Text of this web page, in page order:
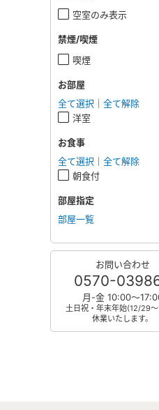
空室のみ表示
禁煙/喫煙
喫煙
お部屋
全て選択
全て解除
洋室
お食事
全て選択
全て解除
朝食付
部屋指定
部屋一覧
お問い合わせ
0570-
月-金 10:00～
土日祝・年末年始(12/29
休業いたします。